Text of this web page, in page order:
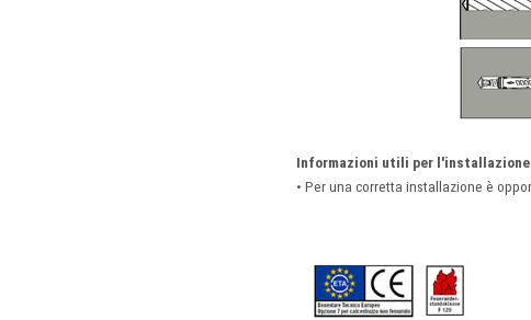
Informazioni utili per l'installazione
• Per una corretta installazione è